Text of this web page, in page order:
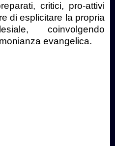
critici, pro-attivi
di esplicitare la propria
coinvolgendo
evangelica.